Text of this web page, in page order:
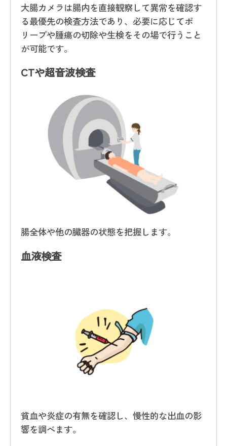
大腸カメラは腸内を直接観察して異常を確認す
る最優先の検査方法であり、必要に応じてポ
リープや腫瘍の切除や生検をその場で行うこと
が可能です。
CTや超音波検査
腸全体や他の臓器の状態を把握します。
血液検査
貧血や炎症の有無を確認し、慢性的な出血の影
響を調べます。